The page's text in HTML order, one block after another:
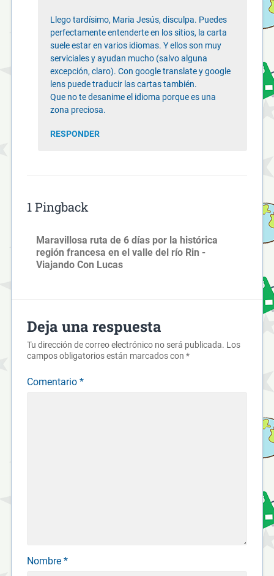
Llego tardísimo, Maria Jesús, disculpa. Puedes
perfectamente entenderte en los sitios, la carta
suele estar en varios idiomas. Y ellos son muy
serviciales y ayudan mucho (salvo alguna
excepción, claro). Con google translate y google
lens puede traducir las cartas también.
Que no te desanime el idioma porque es una
zona preciosa.
RESPONDER
1 Pingback
Maravillosa ruta de 6 días por la histórica
región francesa en el valle del río Rin -
Viajando Con Lucas
Deja una respuesta
Tu dirección de correo electrónico no será publicada. Los
campos obligatorios están marcados con *
Comentario *
Nombre *